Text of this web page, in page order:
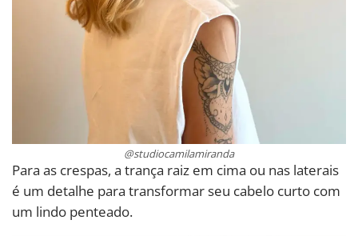
@studiocamilamiranda
Para as crespas, a trança raiz em cima ou nas laterais
é um detalhe para transformar seu cabelo curto com
um lindo penteado.